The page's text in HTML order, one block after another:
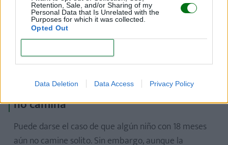
Retention, Sale, and/or Sharing of my
Personal Data that Is Unrelated with the
Purposes for which it was collected.
Opted Out
Data Deletion Data Access Privacy Policy
Qué pasa si mi bebé tiene 18 meses y
no camina
Puede darse el caso de que algún niño con 18 meses
aún no camine solito. Sin embargo, aunque la